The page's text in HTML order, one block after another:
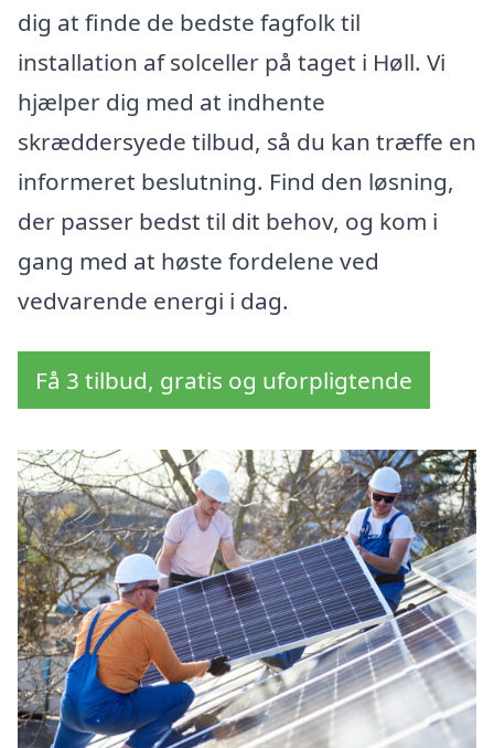
dig at finde de bedste fagfolk til
installation af solceller på taget i Høll. Vi
hjælper dig med at indhente
skræddersyede tilbud, så du kan træffe en
informeret beslutning. Find den løsning,
der passer bedst til dit behov, og kom i
gang med at høste fordelene ved
vedvarende energi i dag.
Få 3 tilbud, gratis og uforpligtende